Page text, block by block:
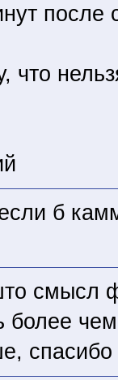
после
что
б
смысл
более